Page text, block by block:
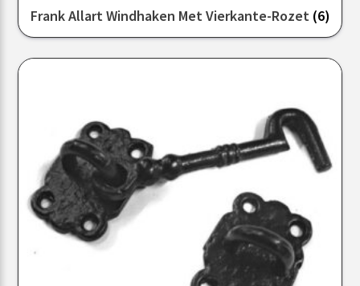
Frank Allart Windhaken Met Vierkante-Rozet (6)